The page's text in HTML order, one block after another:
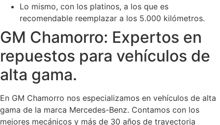
Lo mismo, con los platinos, a los que es
recomendable reemplazar a los 5.000 kilómetros.
GM Chamorro: Expertos en
repuestos para vehículos de
alta gama.
En GM Chamorro nos especializamos en vehículos de alta
gama de la marca Mercedes-Benz. Contamos con los
mejores mecánicos y más de 30 años de trayectoria